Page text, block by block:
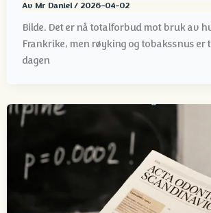
Av Mr Daniel/ 2026-04-02
Bilde. Det er nå totalforbud mot bruk av
Frankrike, men røyking og tobakssnus er
dagen